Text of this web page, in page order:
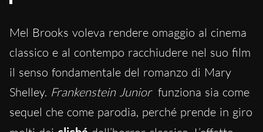
Mel Brooks voleva rendere omaggio al cinema
classico e al contempo racchiudere nel suo film
il senso fondamentale del romanzo di Mary
Shelley. Frankenstein Junior funziona sia come
sequel che come parodia, perché prende in giro